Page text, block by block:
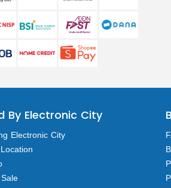
By Electronic City
Electronic City